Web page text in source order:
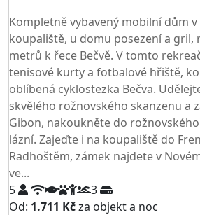
Kompletně vybavený mobilní dům
koupaliště, u domu posezení a gril,
metrů k řece Bečvě. V tomto
tenisové kurty a fotbalové hřiště,
oblíbená cyklostezka Bečva.
skvělého rožnovského skanzenu a
Gibon, nakoukněte do
lázní. Zajeďte i na koupaliště do
Radhoštěm, zámek najdete v
ve...
5
3
Od: 1.711 Kčza objekt a noc